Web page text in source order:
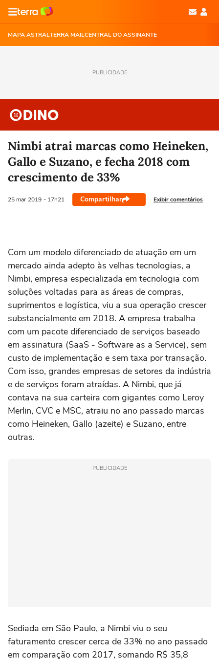
MAPA ASTRALTERRA MAILCENTRAL DO ASSINANTE
PUBLICIDADE
Nimbi atrai marcas como Heineken,
Gallo e Suzano, e fecha 2018 com
crescimento de 33%
25 mar 2019 - 17h21 Compartilhar Exibir comentários
Com um modelo diferenciado de atuação em um
mercado ainda adepto às velhas tecnologias, a
Nimbi, empresa especializada em tecnologia com
soluções voltadas para as áreas de compras,
suprimentos e logística, viu a sua operação crescer
substancialmente em 2018. A empresa trabalha
com um pacote diferenciado de serviços baseado
em assinatura (SaaS - Software as a Service), sem
custo de implementação e sem taxa por transação.
Com isso, grandes empresas de setores da indústria
e de serviços foram atraídas. A Nimbi, que já
contava na sua carteira com gigantes como Leroy
Merlin, CVC e MSC, atraiu no ano passado marcas
como Heineken, Gallo (azeite) e Suzano, entre
outras.
PUBLICIDADE
Sediada em São Paulo, a Nimbi viu o seu
faturamento crescer cerca de 33% no ano passado
em comparação com 2017, somando R$ 35,8